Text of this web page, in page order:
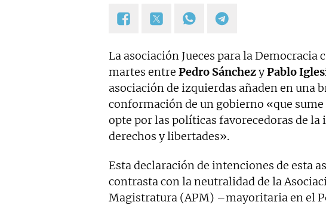
La asociación Jueces para la Democracia
martes entre Pedro SánchezyPablo
asociación de izquierdas añaden en una
conformación de un gobierno «que
opte por las políticas favorecedoras de la
derechos y libertades».
Esta declaración de intenciones de esta
contrasta con la neutralidad de la
Magistratura (APM) –mayoritaria en el